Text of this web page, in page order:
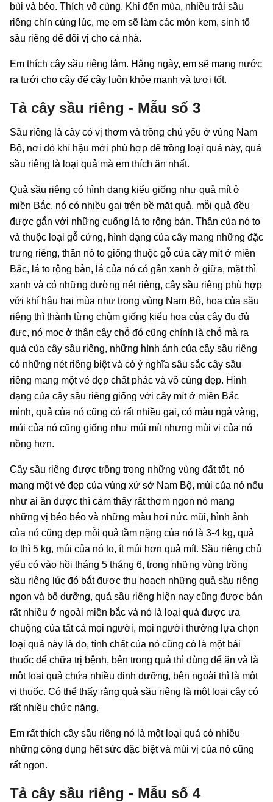
bùi và béo. Thích vô cùng. Khi đến mùa, nhiều trái sầu
riêng chín cùng lúc, mẹ em sẽ làm các món kem, sinh tố
sầu riêng để đổi vị cho cả nhà.
Em thích cây sầu riêng lắm. Hằng ngày, em sẽ mang nước
ra tưới cho cây để cây luôn khỏe mạnh và tươi tốt.
Tả cây sầu riêng - Mẫu số 3
Sầu riêng là cây có vị thơm và trồng chủ yếu ở vùng Nam
Bộ, nơi đó khí hậu mới phù hợp để trồng loại quả này, quả
sầu riêng là loại quả mà em thích ăn nhất.
Quả sầu riêng có hình dạng kiểu giống như quả mít ở
miền Bắc, nó có nhiều gai trên bề mặt quả, mỗi quả đều
được gắn với những cuống lá to rộng bản. Thân của nó to
và thuộc loại gỗ cứng, hình dạng của cây mang những đặc
trưng riêng, thân nó to giống thuộc gỗ của cây mít ở miền
Bắc, lá to rộng bản, lá của nó có gân xanh ở giữa, mặt thì
xanh và có những đường nét riêng, cây sầu riêng phù hợp
với khí hậu hai mùa như trong vùng Nam Bộ, hoa của sầu
riêng thì thành từng chùm giống kiểu hoa của cây đu đủ
đực, nó mọc ở thân cây chỗ đó cũng chính là chỗ mà ra
quả của cây sầu riêng, những hình ảnh của cây sầu riêng
có những nét riêng biệt và có ý nghĩa sâu sắc cây sầu
riêng mang một vẻ đẹp chất phác và vô cùng đẹp. Hình
dạng của cây sầu riêng giống với cây mít ở miền Bắc
mình, quả của nó cũng có rất nhiều gai, có màu ngả vàng,
múi của nó cũng giống như múi mít nhưng mùi vị của nó
nồng hơn.
Cây sầu riêng được trồng trong những vùng đất tốt, nó
mang một vẻ đẹp của vùng xứ sở Nam Bộ, mùi của nó nếu
như ai ăn được thì cảm thấy rất thơm ngon nó mang
những vị béo béo và những màu hơi nức mũi, hình ảnh
của nó cũng đẹp mỗi quả tầm nặng của nó là 3-4 kg, quả
to thì 5 kg, múi của nó to, ít múi hơn quả mít. Sầu riêng chủ
yếu có vào hồi tháng 5 tháng 6, trong những vùng trồng
sầu riêng lúc đó bắt được thu hoạch những quả sầu riêng
ngon và bổ dưỡng, quả sầu riêng hiện nay cũng được bán
rất nhiều ở ngoài miền bắc và nó là loại quả được ưa
chuộng của tất cả mọi người, mọi người thường lựa chọn
loại quả này là do, tính chất của nó cũng có là một bài
thuốc để chữa trị bệnh, bên trong quả thì dùng để ăn và là
một loại quả chứa nhiều dinh dưỡng, bên ngoài thì là một
vị thuốc. Có thể thấy rằng quả sầu riêng là một loại cây có
rất nhiều chức năng.
Em rất thích cây sầu riêng nó là một loại quả có nhiều
những công dụng hết sức đặc biệt và mùi vị của nó cũng
rất ngon.
Tả cây sầu riêng - Mẫu số 4